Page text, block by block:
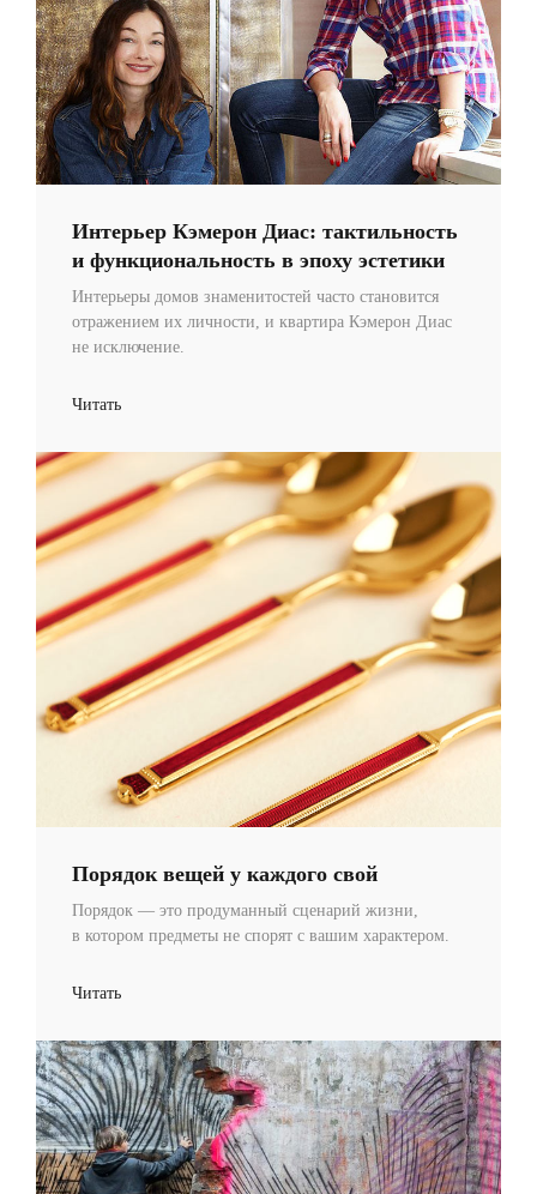
Интерьер Кэмерон Диас: тактильность
и функциональность в эпоху эстетики
Интерьеры домов знаменитостей часто становится
отражением их личности, и квартира Кэмерон Диас
не исключение.
Читать
Порядок вещей у каждого свой
Порядок — это продуманный сценарий жизни,
в котором предметы не спорят с вашим характером.
Читать